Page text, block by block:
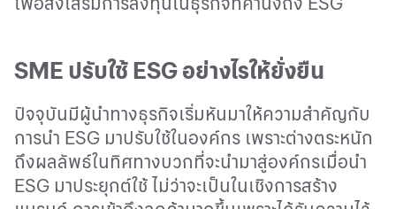
SME ปรับใช้ESGอย่างไรให้ยั่งยืน
ปัจจุบันมีผู้นำทางธุรกิจเริ่มหันมาให้ความสำคัญกับ
การนำ ESG มาปรับใช้ในองค์กร เพราะต่างตระหนัก
ถึงผลลัพธ์ในทิศทางบวกที่จะนำมาสู่องค์กรเมื่อนำ
ESG มาประยุกต์ใช้ ไม่ว่าจะเป็นในเชิงการสร้าง